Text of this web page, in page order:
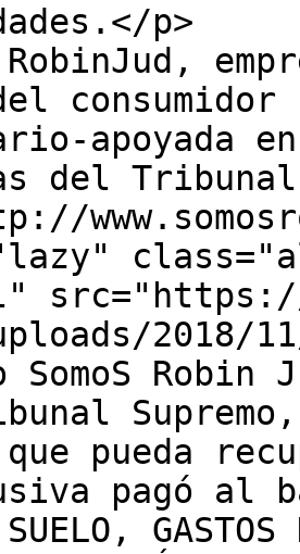
p>
RobinJud,
apoyada
del
src="https://
2018/
SomoS
pueda
pagó al
SUELO,